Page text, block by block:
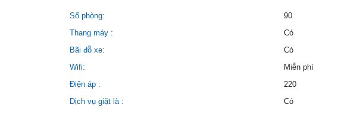
Số phòng:
90
Thang máy :
Có
Bãi đỗ xe:
Có
Wifi:
Miễn phí
Điện áp :
220
Dịch vụ giặt là :
Có